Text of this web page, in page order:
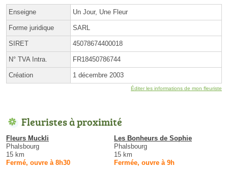
Enseigne Un Jour, Une Fleur
Forme juridique SARL
SIRET 45078674400018
N° TVA Intra. FR18450786744
Création 1 décembre 2003
Éditer les informations de mon fleuriste
Fleuristes à proximité
Fleurs Muckli
Phalsbourg
15 km
Fermé, ouvre à 8h30
Les Bonheurs de Sophie
Phalsbourg
15 km
Fermée, ouvre à 9h